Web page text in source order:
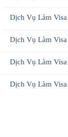
Dịch Vụ Làm
Dịch Vụ Làm
Dịch Vụ Làm
Dịch Vụ Làm